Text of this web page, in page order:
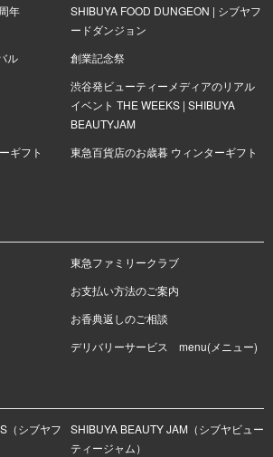
年
SHIBUYA FOOD DUNGEON | シブヤフ
ードダンジョン
ル
創業記念祭
渋谷発ビューティーメディアのリアル
イベント THE WEEKS | SHIBUYA
BEAUTYJAM
ギフト
東急百貨店のお歳暮 ウィンターギフト
東急ファミリークラブ
お支払い方法のご案内
お香典返しのご相談
デリバリーサービス menu(メニュー)
（シブヤフ
SHIBUYA BEAUTY JAM（シブヤビュー
ティージャム）